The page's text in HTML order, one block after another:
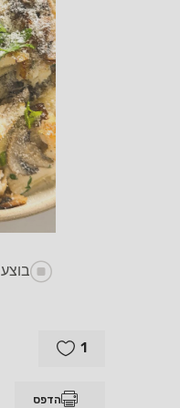
בוצע
1
הדפס